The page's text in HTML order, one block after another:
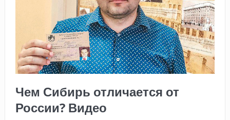
Чем Сибирь отличается от
России? Видео